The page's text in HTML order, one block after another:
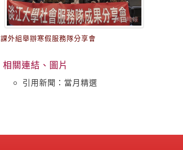
課外組舉辦寒假服務隊分享會
相關連結、圖片
引用新聞：當月精選